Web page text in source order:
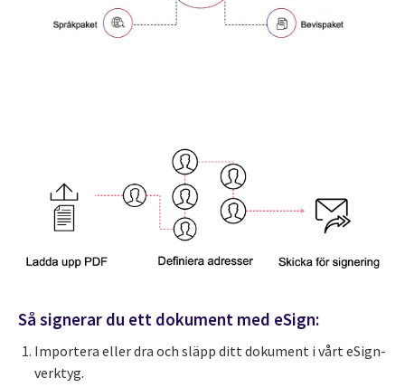
Så signerar du ett dokument med eSign:
Importera eller dra och släpp ditt dokument i vårt eSign-
verktyg.